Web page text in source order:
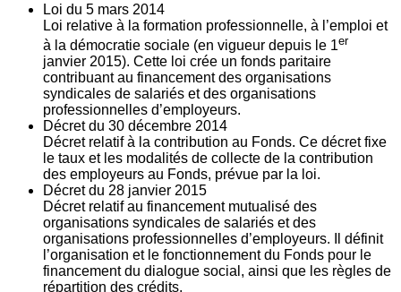
Loi du 5 mars 2014
Loi relative à la formation professionnelle, à l’emploi et
à la démocratie sociale (en vigueur depuis le 1er
janvier 2015). Cette loi crée un fonds paritaire
contribuant au financement des organisations
syndicales de salariés et des organisations
professionnelles d’employeurs.
Décret du 30 décembre 2014
Décret relatif à la contribution au Fonds. Ce décret fixe
le taux et les modalités de collecte de la contribution
des employeurs au Fonds, prévue par la loi.
Décret du 28 janvier 2015
Décret relatif au financement mutualisé des
organisations syndicales de salariés et des
organisations professionnelles d’employeurs. Il définit
l’organisation et le fonctionnement du Fonds pour le
financement du dialogue social, ainsi que les règles de
répartition des crédits.